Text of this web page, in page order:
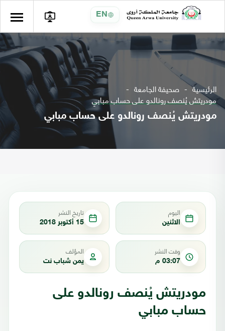
EN
الرئيسية صحيفة الجامعة
مودريتش يُنصف رونالدو على حساب مبابي
مودريتش يُنصف رونالدو على حساب مبابي
اليوم
الاثنين
تاريخ النشر
15 أكتوبر 2018
وقت النشر
03:07 م
المؤلف
يمن شباب نت
مودريتش يُنصف رونالدو على
حساب مبابي